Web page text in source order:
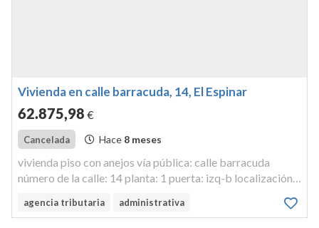
Vivienda en calle barracuda, 14, El Espinar
62.875,98 €
Cancelada Hace 8 meses
vivienda piso con anejos vía pública: calle barracuda
número de la calle: 14 planta: 1 puerta: izq-b localización:
décimas por ciento nro. orden: superficie construida:
agencia tributaria administrativa